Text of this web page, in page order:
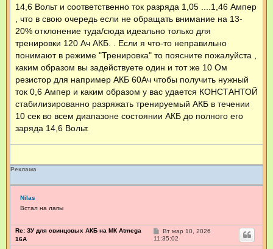
14,6 Вольт и соответственно ток разряда 1,05 ....1,46 Ампер
, что в свою очередь если не обращать внимание на 13-
20% отклонение туда/сюда идеально только для
тренировки 120 Ач АКБ. . Если я что-то неправильно
понимают в режиме "Тренировка" то поясните пожалуйста ,
каким образом вы задействуете один и тот же 10 Ом
резистор для например АКБ 60Ач чтобы получить нужный
ток 0,6 Ампер и каким образом у вас удается КОНСТАНТОЙ
стабилизированно разряжать тренируемый АКБ в течении
10 сек во всем диапазоне состоянии АКБ до полного его
заряда 14,6 Вольт.
Реклама
Nilas
Встал на лапы
Re: ЗУ для свинцовых АКБ на МК Atmega
16А
С
о
о
Вт мар 10, 2026
11:35:02